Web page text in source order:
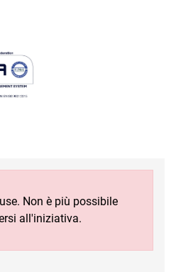
Non è più possibile
all'iniziativa.